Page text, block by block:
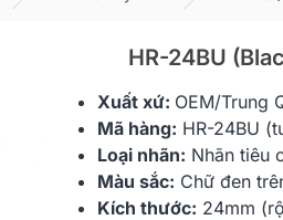
HR-24BU
Xuất xứ: OEM/Trung
Mã hàng: HR-24BU
Loại nhãn: Nhãn tiêu
Màu sắc: Chữ đen
Kích thước: 24mm
HR-6X (Black On
6mm)
176.000 đ